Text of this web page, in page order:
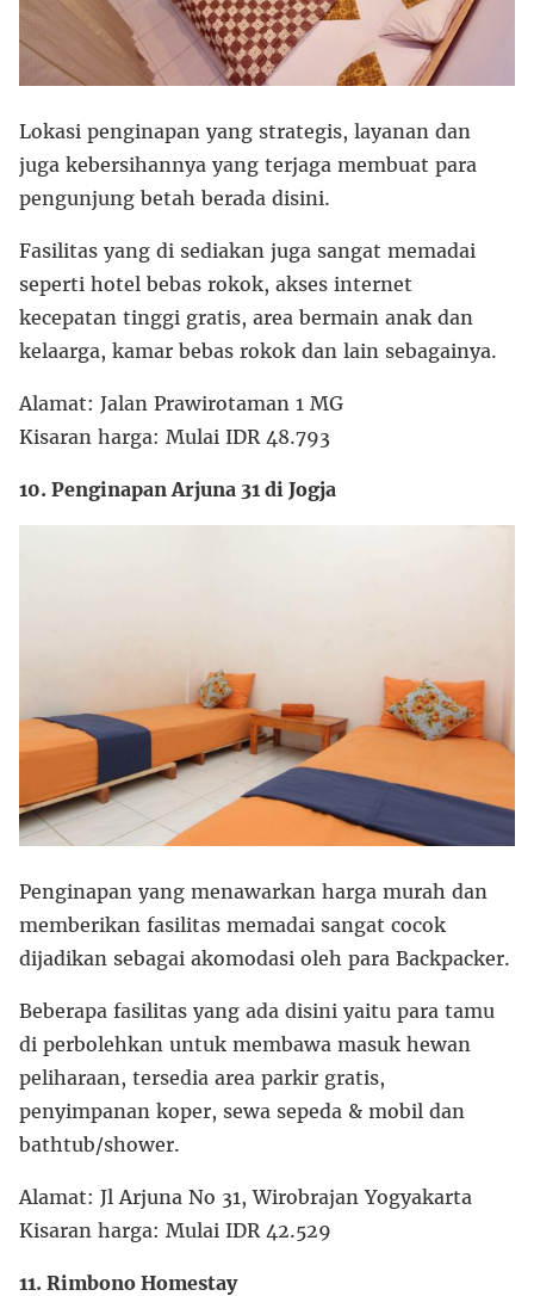
Lokasi penginapan yang strategis, layanan dan
juga kebersihannya yang terjaga membuat para
pengunjung betah berada disini.
Fasilitas yang di sediakan juga sangat memadai
seperti hotel bebas rokok, akses internet
kecepatan tinggi gratis, area bermain anak dan
kelaarga, kamar bebas rokok dan lain sebagainya.
Alamat: Jalan Prawirotaman 1 MG
Kisaran harga: Mulai IDR 48.793
10. Penginapan Arjuna 31 di Jogja
Penginapan yang menawarkan harga murah dan
memberikan fasilitas memadai sangat cocok
dijadikan sebagai akomodasi oleh para Backpacker.
Beberapa fasilitas yang ada disini yaitu para tamu
di perbolehkan untuk membawa masuk hewan
peliharaan, tersedia area parkir gratis,
penyimpanan koper, sewa sepeda & mobil dan
bathtub/shower.
Alamat: Jl Arjuna No 31, Wirobrajan Yogyakarta
Kisaran harga: Mulai IDR 42.529
11. Rimbono Homestay